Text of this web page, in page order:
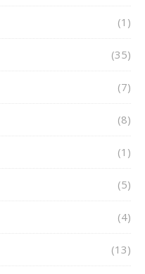
(1)
(35)
(7)
(8)
(1)
(5)
(4)
(13)